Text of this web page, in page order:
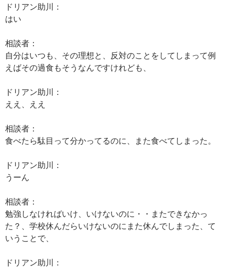
ドリアン助川：
はい
相談者：
自分はいつも、その理想と、反対のことをしてしまって例
えばその過食もそうなんですけれども、
ドリアン助川：
ええ、ええ
相談者：
食べたら駄目って分かってるのに、また食べてしまった。
ドリアン助川：
うーん
相談者：
勉強しなければいけ、いけないのに・・またできなかっ
た？、学校休んだらいけないのにまた休んでしまった、て
いうことで、
ドリアン助川：